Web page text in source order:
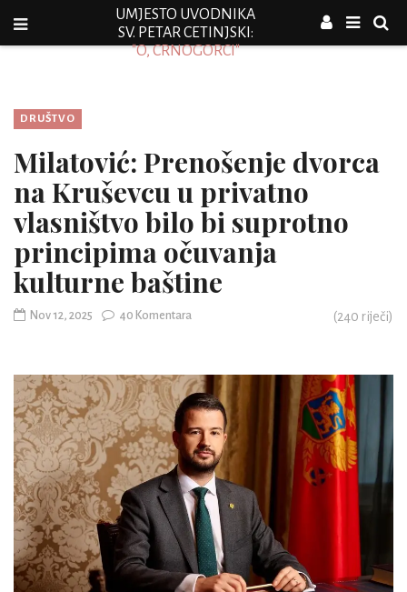
UMJESTO UVODNIKA
SV. PETAR CETINJSKI:
"O, CRNOGORCI"
DRUŠTVO
Milatović: Prenošenje dvorca
na Kruševcu u privatno
vlasništvo bilo bi suprotno
principima očuvanja
kulturne baštine
Nov 12, 2025 40 Komentara (240 riječi)